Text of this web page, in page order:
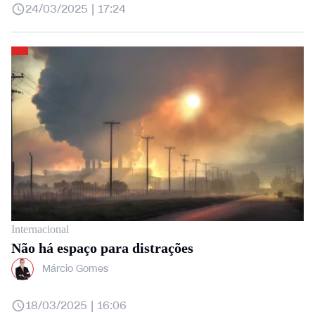
24/03/2025 | 17:24
Internacional
Não há espaço para distrações
Márcio Gomes
18/03/2025 | 16:06